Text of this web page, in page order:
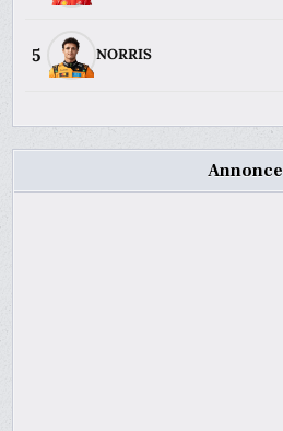
5 NORRIS
Annonce